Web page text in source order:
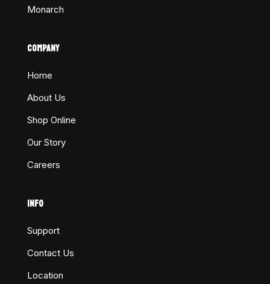
Monarch
COMPANY
Home
About Us
Shop Online
Our Story
Careers
INFO
Support
Contact Us
Location